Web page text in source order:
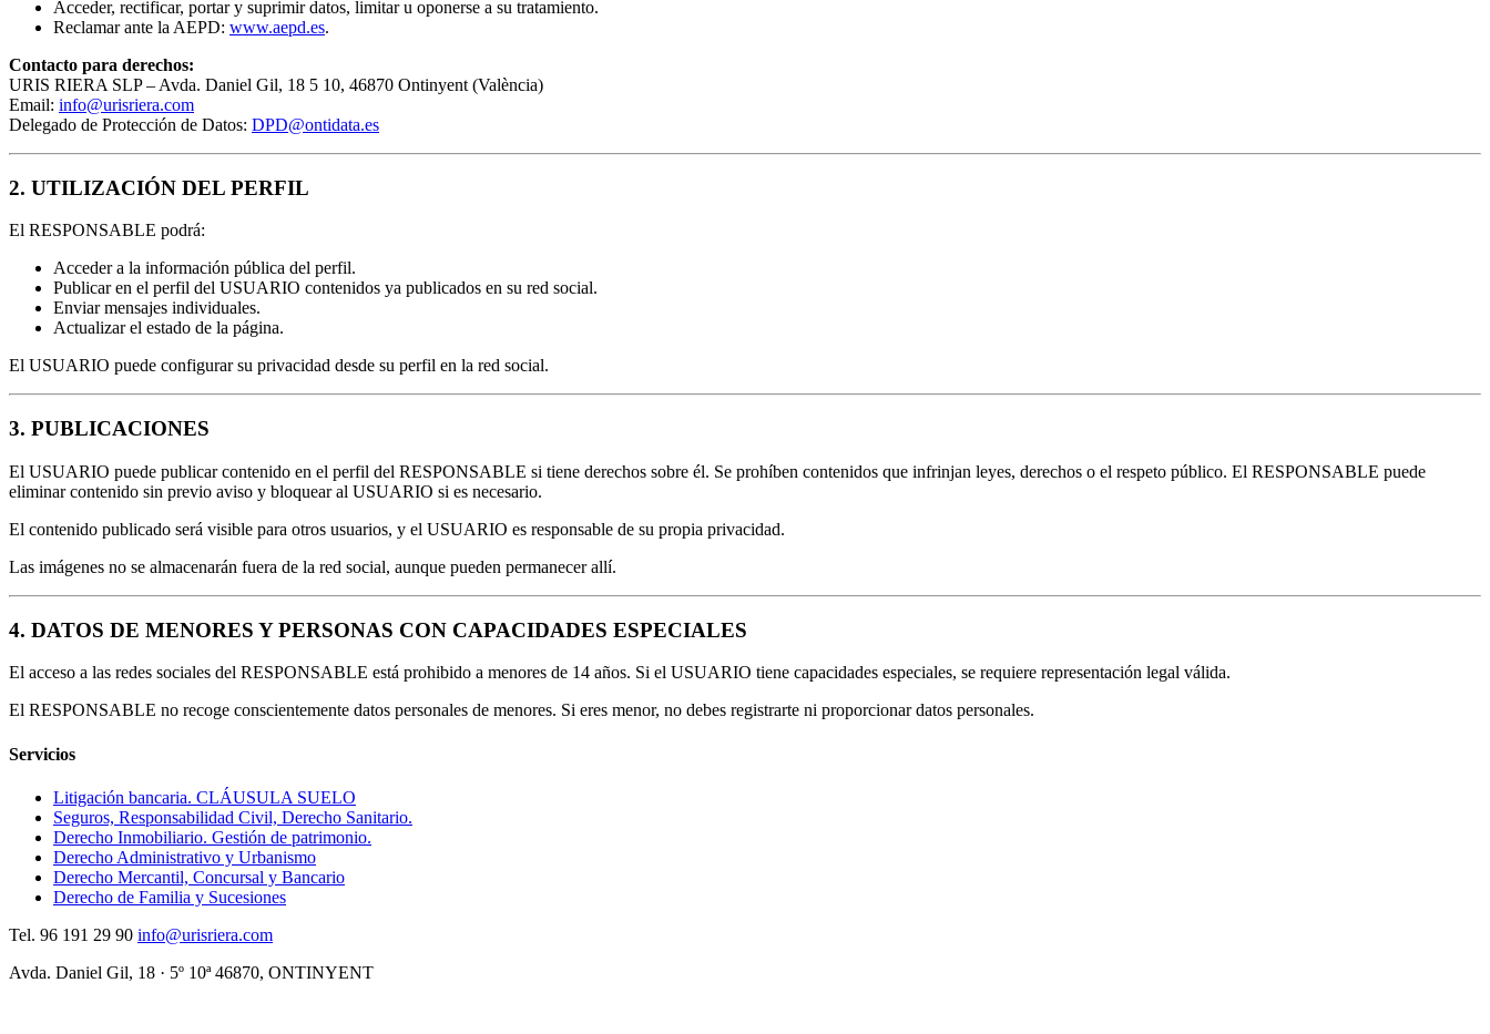
Acceder, rectificar, portar y suprimir datos, limitar u oponerse a su tratamiento.
Reclamar ante la AEPD: www.aepd.es.
Contacto para derechos:
URIS RIERA SLP – Avda. Daniel Gil, 18 5 10, 46870 Ontinyent (València)
Email: info@urisriera.com
Delegado de Protección de Datos: DPD@ontidata.es
2. UTILIZACIÓN DEL PERFIL
El RESPONSABLE podrá:
Acceder a la información pública del perfil.
Publicar en el perfil del USUARIO contenidos ya publicados en su red social.
Enviar mensajes individuales.
Actualizar el estado de la página.
El USUARIO puede configurar su privacidad desde su perfil en la red social.
3. PUBLICACIONES
El USUARIO puede publicar contenido en el perfil del RESPONSABLE si tiene derechos sobre él. Se prohíben contenidos que infrinjan leyes, derechos o el respeto público. El RESPONSABLE puede
eliminar contenido sin previo aviso y bloquear al USUARIO si es necesario.
El contenido publicado será visible para otros usuarios, y el USUARIO es responsable de su propia privacidad.
Las imágenes no se almacenarán fuera de la red social, aunque pueden permanecer allí.
4. DATOS DE MENORES Y PERSONAS CON CAPACIDADES ESPECIALES
El acceso a las redes sociales del RESPONSABLE está prohibido a menores de 14 años. Si el USUARIO tiene capacidades especiales, se requiere representación legal válida.
El RESPONSABLE no recoge conscientemente datos personales de menores. Si eres menor, no debes registrarte ni proporcionar datos personales.
Servicios
Litigación bancaria. CLÁUSULA SUELO
Seguros, Responsabilidad Civil, Derecho Sanitario.
Derecho Inmobiliario. Gestión de patrimonio.
Derecho Administrativo y Urbanismo
Derecho Mercantil, Concursal y Bancario
Derecho de Familia y Sucesiones
Tel. 96 191 29 90 info@urisriera.com
Avda. Daniel Gil, 18 · 5º 10ª46870, ONTINYENT